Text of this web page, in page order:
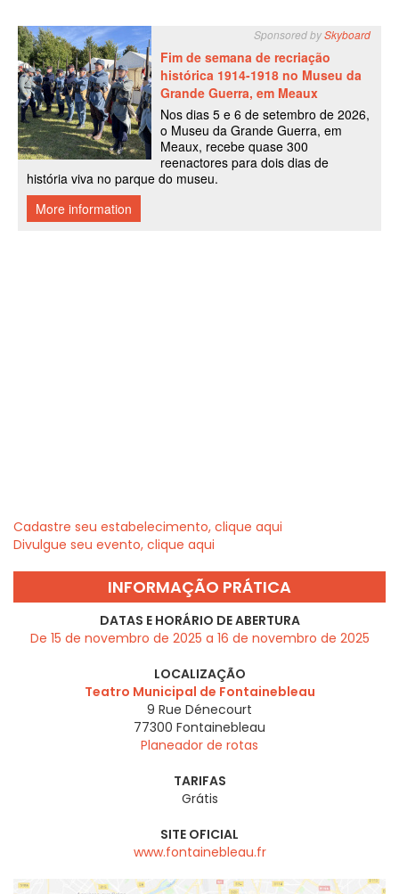
Cadastre seu estabelecimento, clique aqui
Divulgue seu evento, clique aqui
INFORMAÇÃO PRÁTICA
DATAS E HORÁRIO DE ABERTURA
De 15 de novembro de 2025 a 16 de novembro de 2025
LOCALIZAÇÃO
Teatro Municipal de Fontainebleau
9 Rue Dénecourt
77300 Fontainebleau
Planeador de rotas
TARIFAS
Grátis
SITE OFICIAL
www.fontainebleau.fr